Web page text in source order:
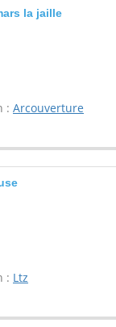
la jaille
: Arcouverture
: Ltz